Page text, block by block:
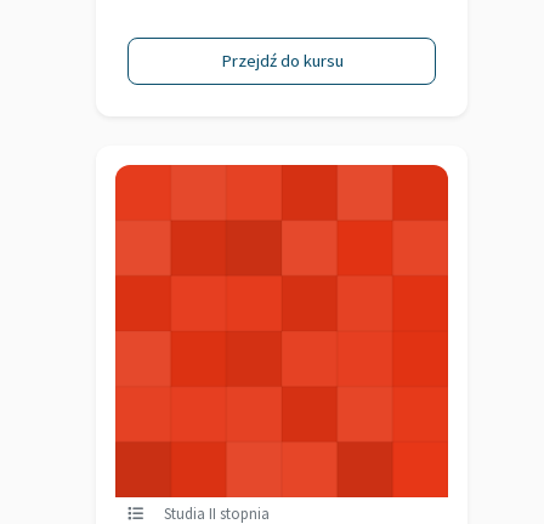
Przejdź do kursu
Studia II stopnia